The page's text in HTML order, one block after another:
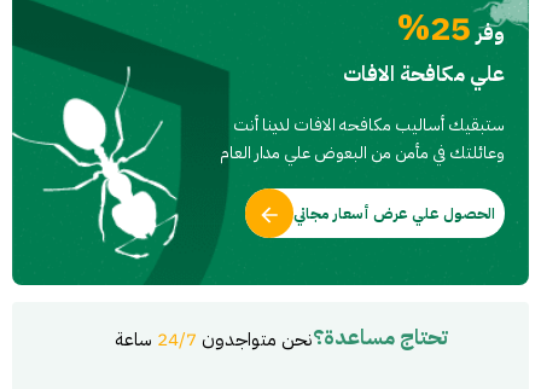
وفر 25%
علي مكافحة الافات
ستبقيك أساليب مكافحه الافات لدينا أنت
وعائلتك في مأمن من البعوض علي مدار العام
الحصول علي عرض أسعار مجاني
تحتاج مساعدة؟نحن متواجدون 24/7 ساعة